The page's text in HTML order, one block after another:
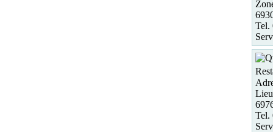
Tel.
Tel.